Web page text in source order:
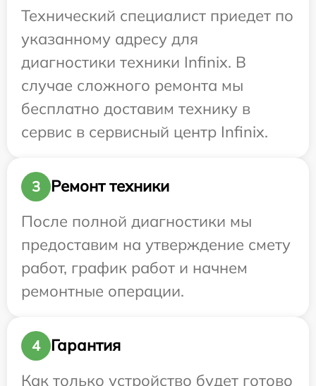
Технический специалист приедет по
указанному адресу для
диагностики техники Infinix. В
случае сложного ремонта мы
бесплатно доставим технику в
сервис в сервисный центр Infinix.
3
Ремонт техники
После полной диагностики мы
предоставим на утверждение смету
работ, график работ и начнем
ремонтные операции.
4
Гарантия
Как только устройство будет готово